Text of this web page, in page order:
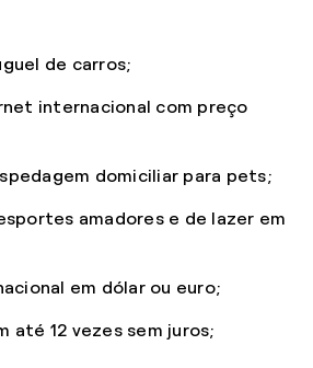
de carros;
internacional com preço
domiciliar para pets;
amadores e de lazer em
em dólar ou euro;
até 12 vezes sem juros;